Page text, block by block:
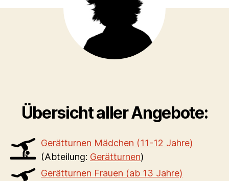
Übersicht aller Angebote:
Gerätturnen Mädchen (11-12 Jahre)
(Abteilung: Gerätturnen)
Gerätturnen Frauen (ab 13 Jahre)